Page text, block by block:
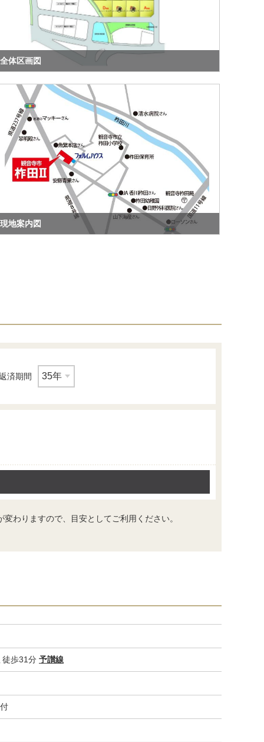
全体区画図
現地案内図
済期間
わりますので、目安としてご利用ください。
徒歩31分 予讃線